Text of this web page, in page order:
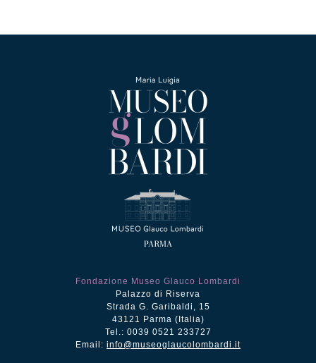
Fondazione Museo Glauco Lombardi
Palazzo di Riserva
Strada G. Garibaldi, 15
43121 Parma (Italia)
Tel.: 0039 0521 233727
Email: info@museoglaucolombardi.it